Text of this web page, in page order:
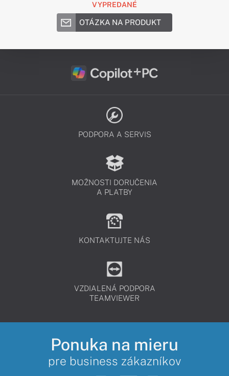
VYPREDANÉ
OTÁZKA NA PRODUKT
PODPORA A SERVIS
MOŽNOSTI DORUČENIA
A PLATBY
KONTAKTUJTE NÁS
VZDIALENÁ PODPORA
TEAMVIEWER
Ponuka na mieru
pre business zákazníkov